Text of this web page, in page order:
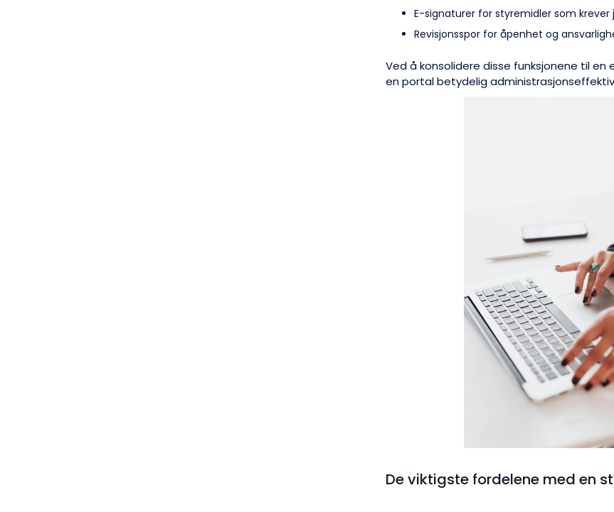
E-signaturer for styremidler som krever
Revisjonsspor for åpenhet og
Ved å konsolidere disse funksjonene til
en portal betydelig
De viktigste fordelene med en